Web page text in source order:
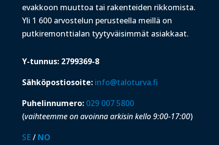
evakkoon muuttoa tai rakenteiden rikkomista.
Yli 1 600 arvostelun perusteella meillä on
putkiremonttialan tyytyväisimmät asiakkaat.
Y-tunnus: 2799369-8
Sähköpostiosoite: info@taloturva.fi
Puhelinnumero: 029 007 5800
(vaihteemme on avoinna arkisin kello 9:00-17:00)
SE/ NO